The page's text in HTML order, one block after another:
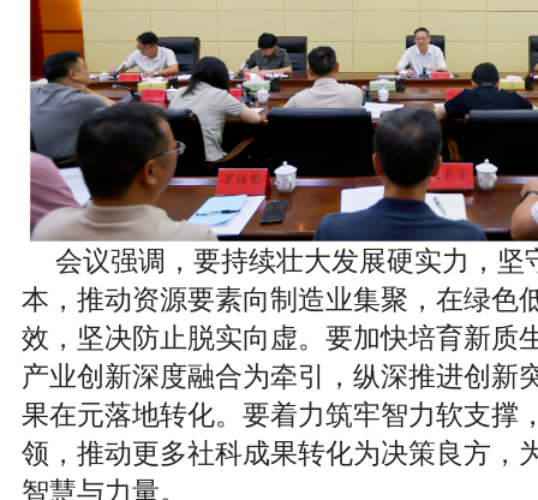
会议强调， 要持续壮大发展硬实力，坚
本，推动资源要素向制造业集聚，在绿色
效，坚决防止脱实向虚。要加快培育新质
产业创新深度融合为牵引，纵深推进创新
果在元落地转化。要着力筑牢智力软支撑
领，推动更多社科成果转化为决策良方，
智慧与力量。